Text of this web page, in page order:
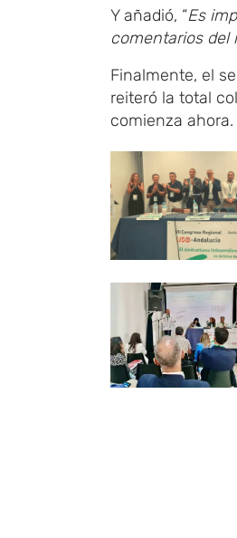
Y añadió, “Es
comentarios del
Finalmente, el
reiteró la total
comienza ahora.